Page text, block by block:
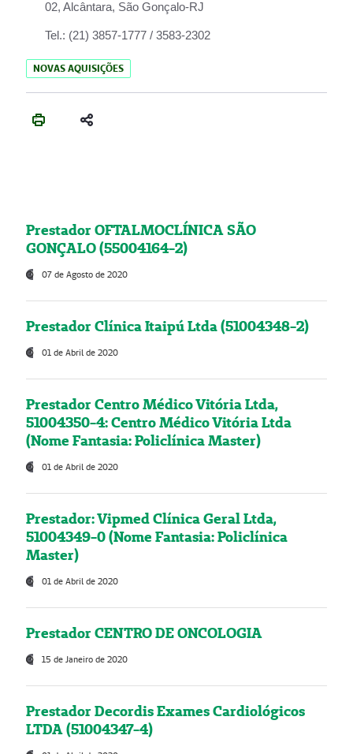
02, Alcântara, São Gonçalo-RJ
Tel.: (21) 3857-1777 / 3583-2302
NOVAS AQUISIÇÕES
Prestador OFTALMOCLÍNICA SÃO
GONÇALO (55004164-2)
07 de Agosto de 2020
Prestador Clínica Itaipú Ltda (51004348-2)
01 de Abril de 2020
Prestador Centro Médico Vitória Ltda,
51004350-4: Centro Médico Vitória Ltda
(Nome Fantasia: Policlínica Master)
01 de Abril de 2020
Prestador: Vipmed Clínica Geral Ltda,
51004349-0 (Nome Fantasia: Policlínica
Master)
01 de Abril de 2020
Prestador CENTRO DE ONCOLOGIA
15 de Janeiro de 2020
Prestador Decordis Exames Cardiológicos
LTDA (51004347-4)